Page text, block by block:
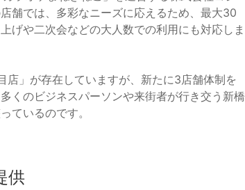
舗では、多彩なニーズに応えるため、最大30
げや二次会などの大人数での利用にも対応しま
」が存在していますが、新たに3店舗体制を
くのビジネスパーソンや来街者が行き交う新橋
ているのです。
供